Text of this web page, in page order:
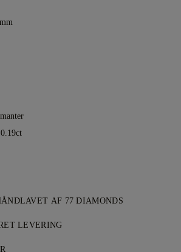
AF 77 DIAMONDS
af 77 Diamonds — ét design ad
LEVERING
hvor du bor. Vi sender din vare